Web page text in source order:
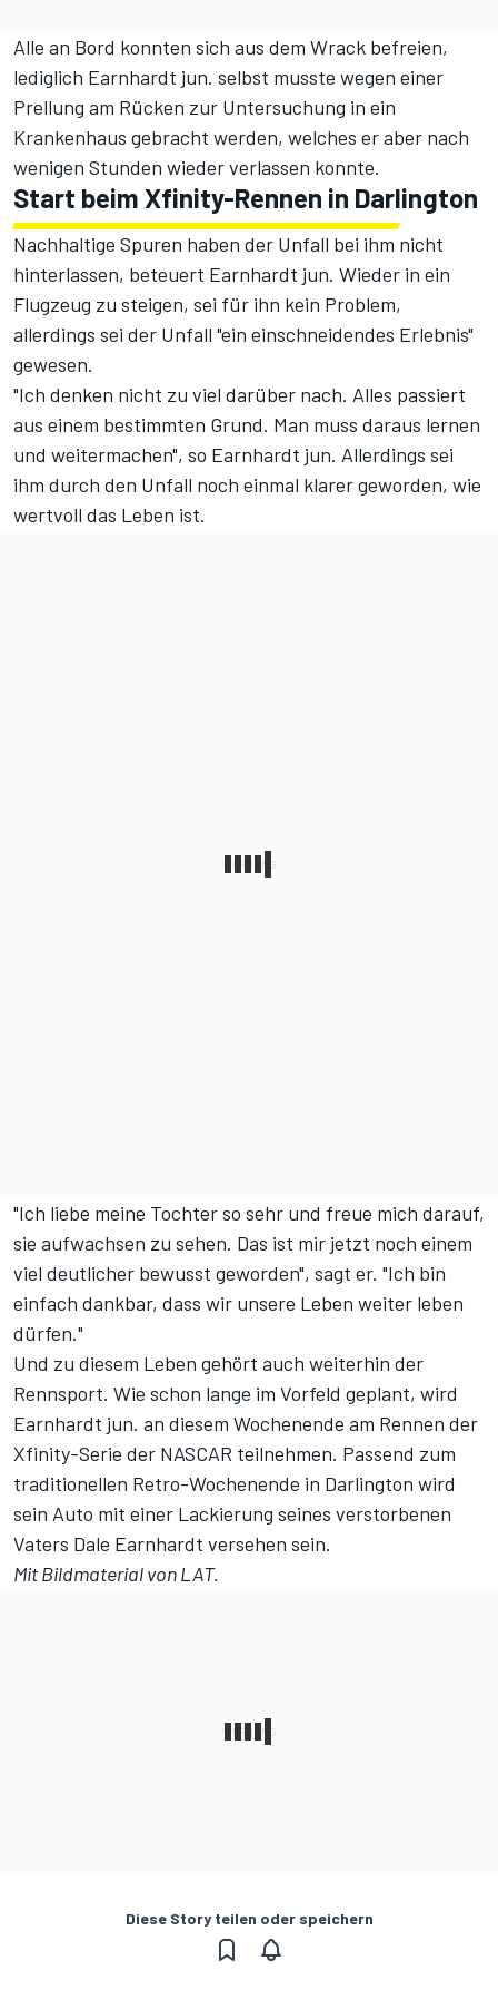
Alle an Bord konnten sich aus dem Wrack befreien,
lediglich Earnhardt jun. selbst musste wegen einer
Prellung am Rücken zur Untersuchung in ein
Krankenhaus gebracht werden, welches er aber nach
wenigen Stunden wieder verlassen konnte.
Start beim Xfinity-Rennen in Darlington
Nachhaltige Spuren haben der Unfall bei ihm nicht
hinterlassen, beteuert Earnhardt jun. Wieder in ein
Flugzeug zu steigen, sei für ihn kein Problem,
allerdings sei der Unfall "ein einschneidendes Erlebnis"
gewesen.
"Ich denken nicht zu viel darüber nach. Alles passiert
aus einem bestimmten Grund. Man muss daraus lernen
und weitermachen", so Earnhardt jun. Allerdings sei
ihm durch den Unfall noch einmal klarer geworden, wie
wertvoll das Leben ist.
"Ich liebe meine Tochter so sehr und freue mich darauf,
sie aufwachsen zu sehen. Das ist mir jetzt noch einem
viel deutlicher bewusst geworden", sagt er. "Ich bin
einfach dankbar, dass wir unsere Leben weiter leben
dürfen."
Und zu diesem Leben gehört auch weiterhin der
Rennsport. Wie schon lange im Vorfeld geplant, wird
Earnhardt jun. an diesem Wochenende am Rennen der
Xfinity-Serie der NASCAR teilnehmen. Passend zum
traditionellen Retro-Wochenende in Darlington wird
sein Auto mit einer Lackierung seines verstorbenen
Vaters Dale Earnhardt versehen sein.
Mit Bildmaterial von LAT.
Diese Story teilen oder speichern